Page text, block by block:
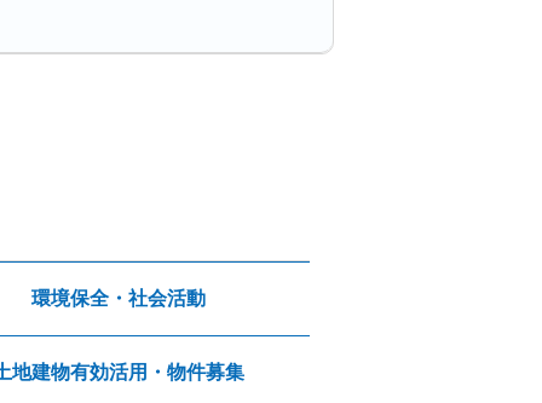
環境保全・社会活動
地建物有効活用・物件募集